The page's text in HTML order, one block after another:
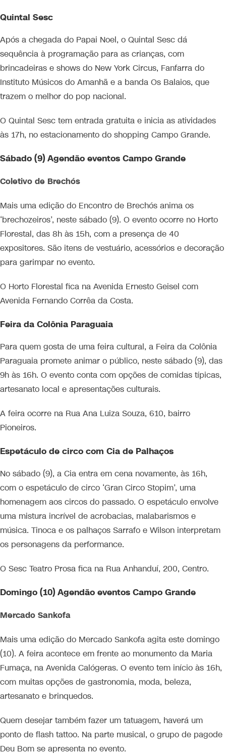
Quintal Sesc
Após a chegada do Papai Noel, o Quintal Sesc dá
sequência à programação para as crianças, com
brincadeiras e shows do New York Circus, Fanfarra do
Instituto Músicos do Amanhã e a banda Os Balaios, que
trazem o melhor do pop nacional.
O Quintal Sesc tem entrada gratuita e inicia as atividades
às 17h, no estacionamento do shopping Campo Grande.
Sábado (9) Agendão eventos Campo Grande
Coletivo de Brechós
Mais uma edição do Encontro de Brechós anima os
‘brechozeiros’, neste sábado (9). O evento ocorre no Horto
Florestal, das 8h às 15h, com a presença de 40
expositores. São itens de vestuário, acessórios e decoração
para garimpar no evento.
O Horto Florestal fica na Avenida Ernesto Geisel com
Avenida Fernando Corrêa da Costa.
Feira da Colônia Paraguaia
Para quem gosta de uma feira cultural, a Feira da Colônia
Paraguaia promete animar o público, neste sábado (9), das
9h às 16h. O evento conta com opções de comidas típicas,
artesanato local e apresentações culturais.
A feira ocorre na Rua Ana Luiza Souza, 610, bairro
Pioneiros.
Espetáculo de circo com Cia de Palhaços
No sábado (9), a Cia entra em cena novamente, às 16h,
com o espetáculo de circo ‘Gran Circo Stopim’, uma
homenagem aos circos do passado. O espetáculo envolve
uma mistura incrível de acrobacias, malabarismos e
música. Tinoca e os palhaços Sarrafo e Wilson interpretam
os personagens da performance.
O Sesc Teatro Prosa fica na Rua Anhanduí, 200, Centro.
Domingo (10) Agendão eventos Campo Grande
Mercado Sankofa
Mais uma edição do Mercado Sankofa agita este domingo
(10). A feira acontece em frente ao monumento da Maria
Fumaça, na Avenida Calógeras. O evento tem início às 16h,
com muitas opções de gastronomia, moda, beleza,
artesanato e brinquedos.
Quem desejar também fazer um tatuagem, haverá um
ponto de flash tattoo. Na parte musical, o grupo de pagode
Deu Bom se apresenta no evento.